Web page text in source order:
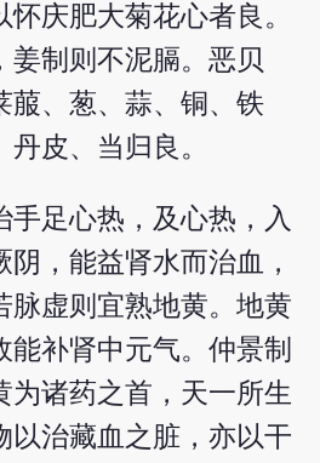
庆肥大菊花心者良。
姜制则不泥膈。恶贝
菔、葱、蒜、铜、铁
皮、当归良。
手足心热，及心热，入
，能益肾水而治血，
脉虚则宜熟地黄。地黄
能补肾中元气。仲景制
为诸药之首，天一所生
以治藏血之脏，亦以干